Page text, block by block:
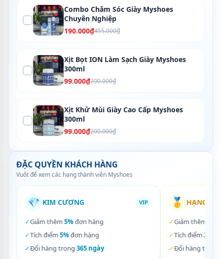
Combo Chăm Sóc Giày Myshoes
Chuyên Nghiệp
190.000₫455.000₫
Xịt Bọt ION Làm Sạch Giày Myshoes
300ml
99.000₫200.000₫
Xịt Khử Mùi Giày Cao Cấp Myshoes
300ml
99.000₫200.000₫
ĐẶC QUYỀN KHÁCH HÀNG
Vuốt để xem các hạng thành viên Myshoes
💎 KIM CƯƠNG VIP
✓Giảm thêm 5%đơn hàng
✓Tích điểm 5%đơn hàng
✓Đổi hàng trong 365 ngày
🥇 HẠNG
✓Giảm thêm
✓Tích điểm 3%
✓Đổi hàng trong